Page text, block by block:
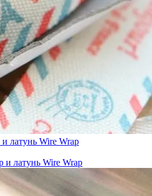
латунь Wire Wrap
и латунь Wire Wrap